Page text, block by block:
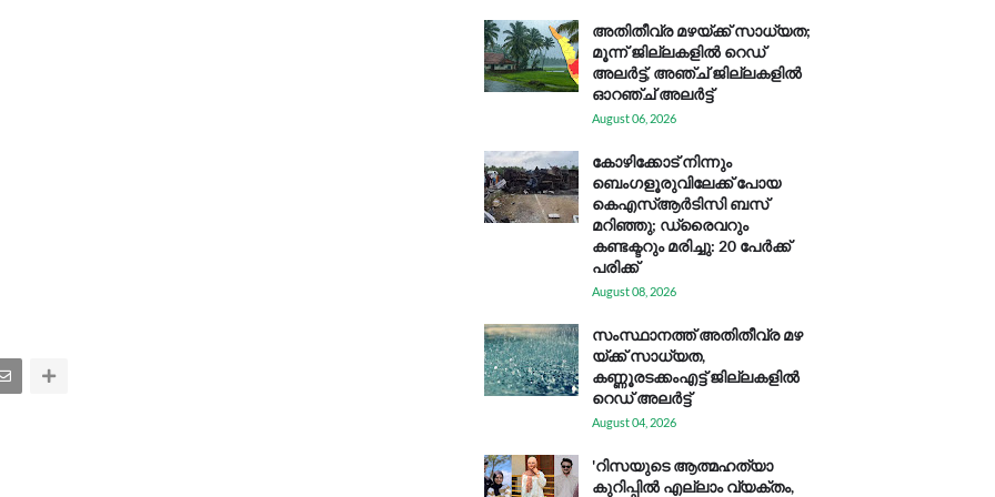
അതിതീവ്ര മഴയ്ക്ക് സാധ്യത;
മൂന്ന് ജില്ലകളിൽ റെഡ്
അലർട്ട്, അഞ്ച് ജില്ലകളിൽ
ഓറഞ്ച് അലർട്ട്
August 06, 2026
കോഴിക്കോട് നിന്നും
ബെംഗളൂരുവിലേക്ക് പോയ
കെഎസ്ആര്‍ടിസി ബസ്
മറിഞ്ഞു; ഡ്രൈവറും
കണ്ടക്ടറും മരിച്ചു: 20 പേര്‍ക്ക്
പരിക്ക്
August 08, 2026
സം​സ്ഥാ​ന​ത്ത് അ​തി​തീ​വ്ര മ​ഴ​
യ്ക്ക് സാ​ധ്യ​ത,
കണ്ണൂരടക്കംഎ​ട്ട് ജി​ല്ല​ക​ളി​ൽ
റെ​ഡ് അ​ലർ​ട്ട്
August 04, 2026
'റിസയുടെ ആത്മഹത്യാ
കുറിപ്പിൽ എല്ലാം വ്യക്തം,